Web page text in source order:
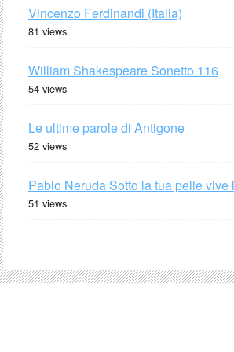
Vincenzo Ferdinandi (Italia)
81 views
William Shakespeare Sonetto 116
54 views
Le ultime parole di Antigone
52 views
Pablo Neruda Sotto la tua pelle vive
51 views